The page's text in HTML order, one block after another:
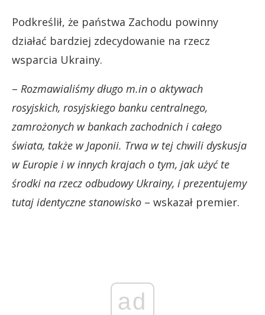
Podkreślił, że państwa Zachodu powinny
działać bardziej zdecydowanie na rzecz
wsparcia Ukrainy.
– Rozmawialiśmy długo m.in o aktywach
rosyjskich, rosyjskiego banku centralnego,
zamrożonych w bankach zachodnich i całego
świata, także w Japonii. Trwa w tej chwili dyskusja
w Europie i w innych krajach o tym, jak użyć te
środki na rzecz odbudowy Ukrainy, i prezentujemy
tutaj identyczne stanowisko – wskazał premier.
ad